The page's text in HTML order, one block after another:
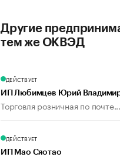
Другие
тем же ОКВЭД
ДЕЙСТВУЕТ
ИП Любимцев Юрий
Торговля розничная по почте...
ДЕЙСТВУЕТ
ИП Мао Сяотао